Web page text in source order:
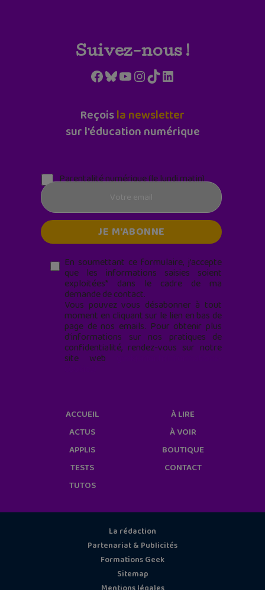
Suivez-nous !
Facebook
Bluesky
YouTube
Instagram
TikTokLinkedIn
Reçoisla newsletter
sur l'éducation numérique
Parentalité numérique (le lundi matin)
En soumettant ce formulaire, j’accepte
que les informations saisies soient
exploitées* dans le cadre de ma
demande de contact.
Vous pouvez vous désabonner à tout
moment en cliquant sur le lien en bas de
page de nos emails. Pour obtenir plus
d'informations sur nos pratiques de
confidentialité, rendez-vous sur notre
site web
ACCUEIL
ACTUS
APPLIS
TESTS
TUTOS
À LIRE
À VOIR
BOUTIQUE
CONTACT
La rédaction
Partenariat & Publicités
Formations Geek
Sitemap